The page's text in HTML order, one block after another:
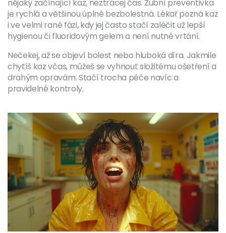
nějaký začínající kaz, neztrácej čas. Zubní preventivka
je rychlá a většinou úplně bezbolestná. Lékař pozná kaz
i ve velmi rané fázi, kdy jej často stačí zaléčit už lepší
hygienou či fluoridovým gelem a není nutné vrtání.
Nečekej, až se objeví bolest nebo hluboká díra. Jakmile
chytíš kaz včas, můžeš se vyhnout složitému ošetření a
drahým opravám. Stačí trocha péče navíc a
pravidelné kontroly.